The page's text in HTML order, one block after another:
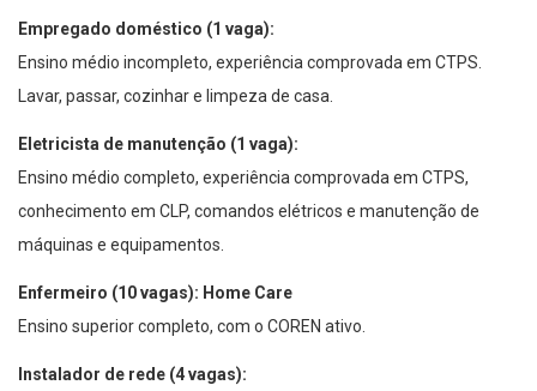
Empregado doméstico (1 vaga):
Ensino médio incompleto, experiência comprovada em CTPS.
Lavar, passar, cozinhar e limpeza de casa.
Eletricista de manutenção (1 vaga):
Ensino médio completo, experiência comprovada em CTPS,
conhecimento em CLP, comandos elétricos e manutenção de
máquinas e equipamentos.
Enfermeiro (10 vagas): Home Care
Ensino superior completo, com o COREN ativo.
Instalador de rede (4 vagas):